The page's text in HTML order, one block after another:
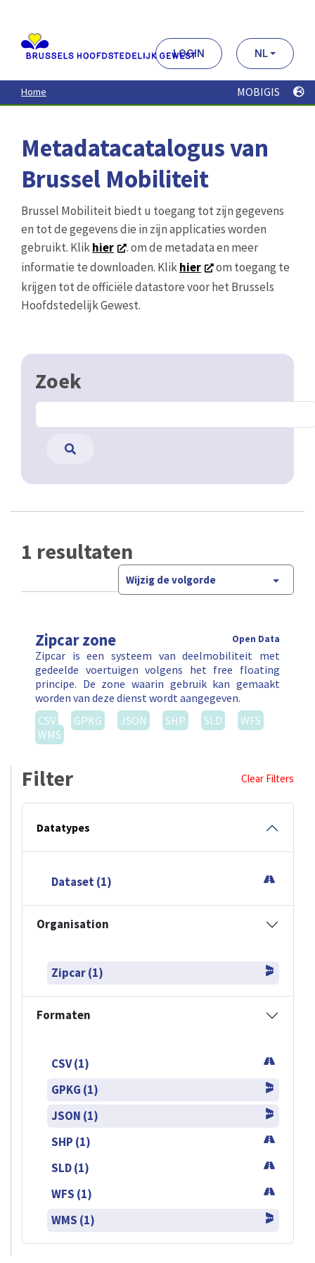
contenu
principal
LOGIN NL
Home MOBIGIS
Metadatacatalogus van
Brussel Mobiliteit
Brussel Mobiliteit biedt u toegang tot zijn gegevens
en tot de gegevens die in zijn applicaties worden
gebruikt. Klikhier
. om de metadata en meer
informatie te downloaden. Klikhier
om toegang te
krijgen tot de officiële datastore voor het Brussels
Hoofdstedelijk Gewest.
Zoek
1 resultaten
Wijzig de volgorde
Zipcar zone Open Data
Zipcar is een systeem van deelmobiliteit met
gedeelde voertuigen volgens het free floating
principe. De zone waarin gebruik kan gemaakt
worden van deze dienst wordt aangegeven.
CSV
GPKG JSON SHP SLD
WFS
WMS
Filter Clear Filters
Datatypes
Dataset (1)
Organisation
Zipcar (1)
Formaten
CSV (1)
GPKG (1)
JSON (1)
SHP (1)
SLD (1)
WFS (1)
WMS (1)